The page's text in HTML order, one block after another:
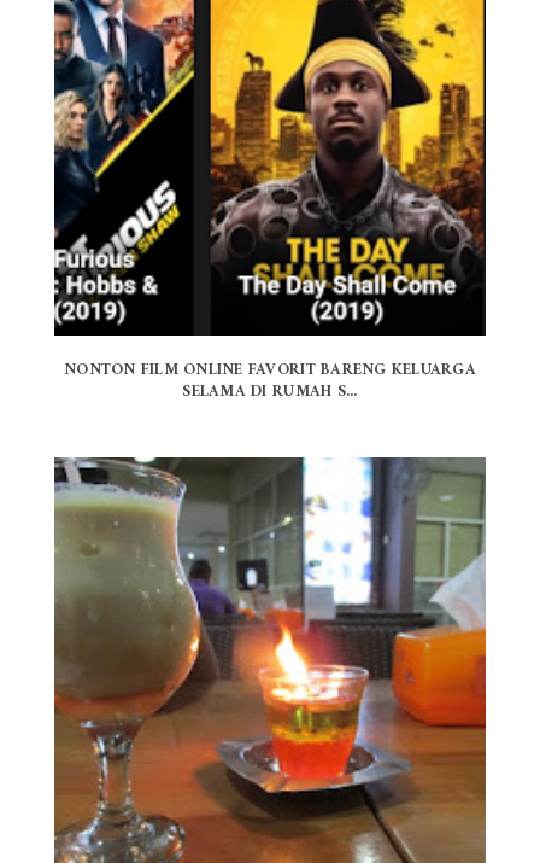
NONTON FILM ONLINE FAVORIT BARENG KELUARGA
SELAMA DI RUMAH S...